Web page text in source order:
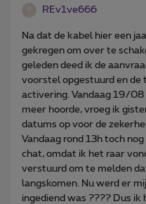
REv1ve666
Na dat de kabel hier een
gekregen om over te
geleden deed ik de
voorstel opgestuurd en
activering. Vandaag 19/
meer hoorde, vroeg ik
datums op voor de
Vandaag rond 13h toch
chat, omdat ik het raar
verstuurd om te melden
langskomen. Nu werd er
ingediend was ???? Dus